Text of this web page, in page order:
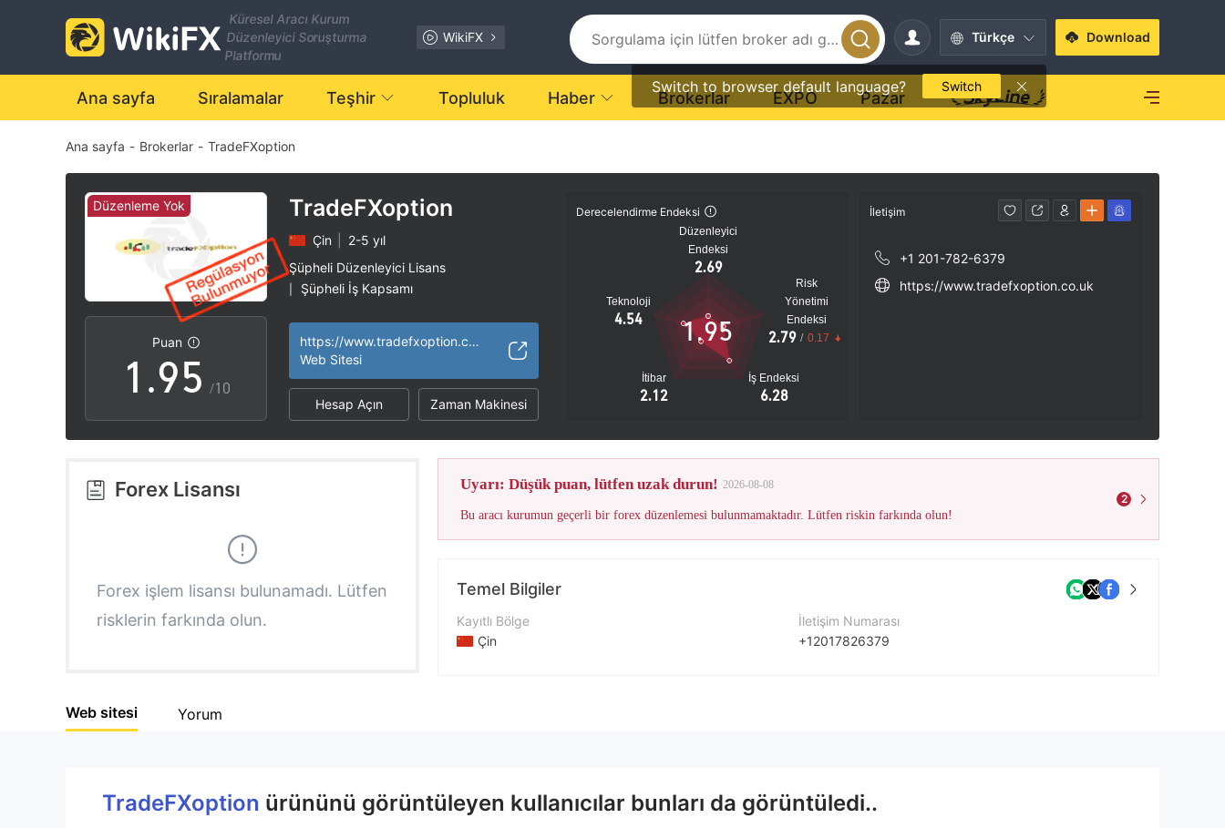
Küresel Aracı Kurum
Düzenleyici Soruşturma
Platformu
WikiFX Türkçe
Switch to browser default language? Switch
Download
Ana sayfa Sıralamalar Teşhir Topluluk Haber Brokerlar EXPO Pazar
Ana sayfa - Brokerlar - TradeFXoption
Düzenleme Yok
Puan
0
1
2
3
5
6
7
8
9
.
3
4
5
6
7
8
9
0
1
2
3
4
5
6
7
9
/10
TradeFXoption
Çin
2-5 yıl
Şüpheli Düzenleyici Lisans
Şüpheli İş Kapsamı
https://www.tradefxoption.co.uk
Web Sitesi
Hesap Açın Zaman Makinesi
Derecelendirme Endeksi
Düzenleyici
Endeksi
2.69
Teknoloji
4.54
İtibar
2.12
İş Endeksi
6.28
Risk
Yönetimi
Endeksi
2.79 / 0.17
1.95
İletişim
+1 201-782-6379
https://www.tradefxoption.co.uk
Forex Lisansı
Forex işlem lisansı bulunamadı. Lütfen
risklerin farkında olun.
Uyarı: Düşük puan, lütfen uzak durun! 2026-08-08
Bu aracı kurumun geçerli bir forex düzenlemesi bulunmamaktadır. Lütfen riskin farkında olun!
2
Temel Bilgiler
Kayıtlı Bölge
Çin
İletişim Numarası
+12017826379
Web sitesi Yorum
TradeFXoption ürününü görüntüleyen kullanıcılar bunları da görüntüledi..